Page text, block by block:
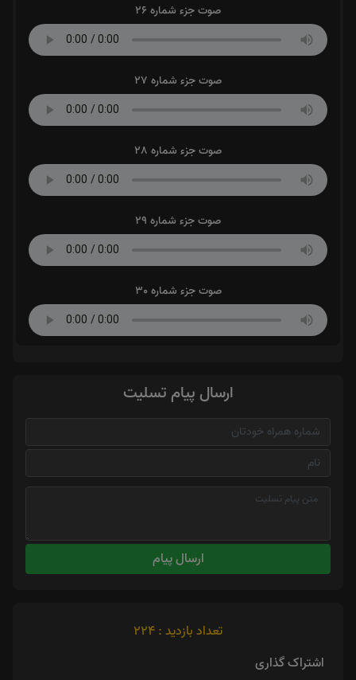
صوت جزء شماره 26
صوت جزء شماره 27
صوت جزء شماره 28
صوت جزء شماره 29
صوت جزء شماره 30
ارسال پیام تسلیت
ارسال پیام
تعداد بازدید : 224
اشتراک گذاری